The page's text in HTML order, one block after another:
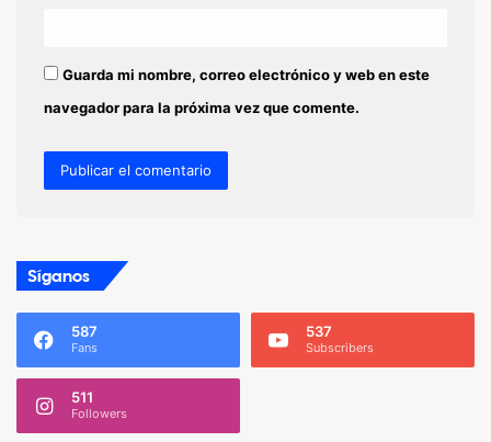
Guarda mi nombre, correo electrónico y web en este
navegador para la próxima vez que comente.
Síganos
587
Fans
537
Subscribers
511
Followers